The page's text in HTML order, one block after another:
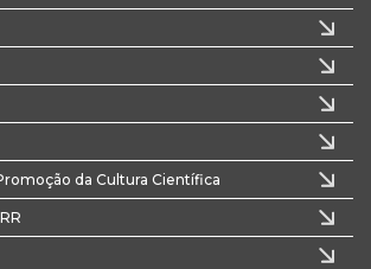
da Cultura Científica